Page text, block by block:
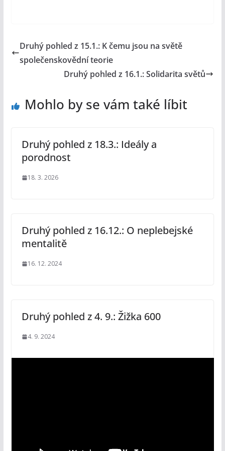
Druhý pohled z 15.1.: K čemu jsou na světě
společenskovědní teorie
Druhý pohled z 16.1.: Solidarita světů
Mohlo by se vám také líbit
Druhý pohled z 18.3.: Ideály a
porodnost
18. 3. 2026
Druhý pohled z 16.12.: O neplebejské
mentalitě
16. 12. 2024
Druhý pohled z 4. 9.: Žižka 600
4. 9. 2024